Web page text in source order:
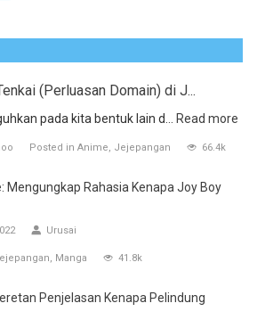
(Perluasan Domain) di J...
pada kita bentuk lain d... Read more
Posted in Anime Jejepangan 66.4k
Mengungkap Rahasia Kenapa Joy Boy
Urusai
Manga 41.8k
Penjelasan Kenapa Pelindung